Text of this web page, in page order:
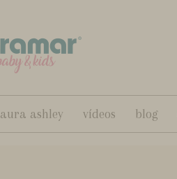
laura ashley vídeos blog